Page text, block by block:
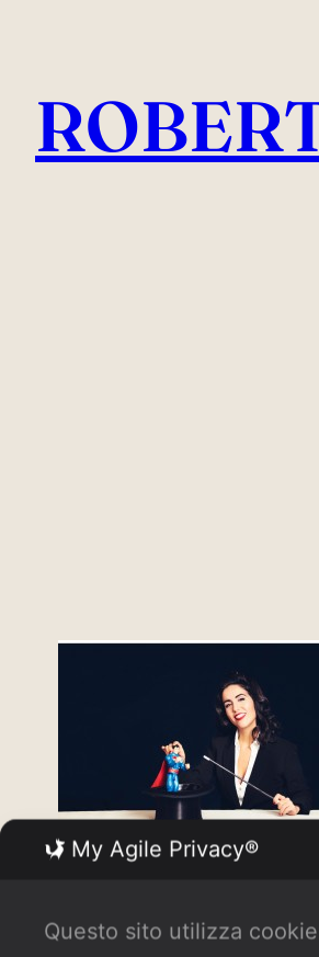
contenuto
My Agile Privacy®
Questo sito utilizza